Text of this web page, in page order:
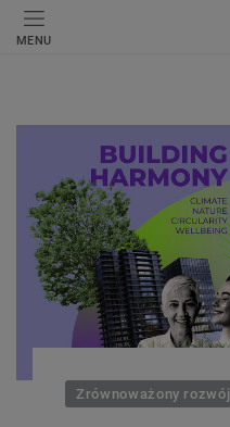
MENU
Zrównoważony rozwój